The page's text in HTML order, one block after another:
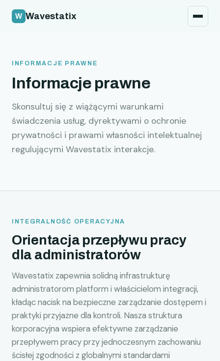
Wavestatix
Polityka bezpieczeństwa
INFORMACJE PRAWNE
Informacje prawne
Skonsultuj się z wiążącymi warunkami
świadczenia usług, dyrektywami o ochronie
prywatności i prawami własności intelektualnej
regulującymi Wavestatix interakcje.
INTEGRALNOŚĆ OPERACYJNA
Orientacja przepływu pracy
dla administratorów
Wavestatix zapewnia solidną infrastrukturę
administratorom platform i właścicielom integracji,
kładąc nacisk na bezpieczne zarządzanie dostępem i
praktyki przyjazne dla kontroli. Nasza struktura
korporacyjna wspiera efektywne zarządzanie
przepływem pracy przy jednoczesnym zachowaniu
ścisłej zgodności z globalnymi standardami